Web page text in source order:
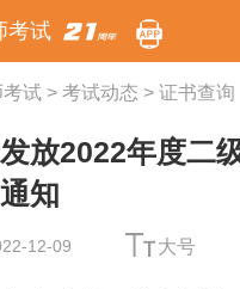
考试
试> 考试动态 > 证书查询
放2022年度二
知
12-09 大号